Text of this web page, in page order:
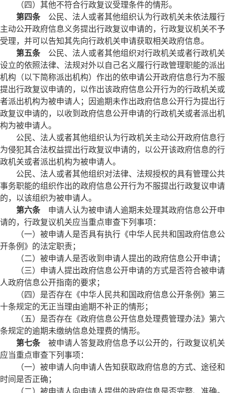
（四）其他不符合行政复议受理条件的情形。
第四条公民、法人或者其他组织认为行政机关未依法履行
主动公开政府信息义务提出行政复议申请的，行政复议机关不予
受理，并可以告知其先向行政机关申请获取相关政府信息。
第五条公民、法人或者其他组织对行政机关或者行政机关
设立的依照法律、法规对外以自己名义履行行政管理职能的派出
机构（以下简称派出机构）作出的依申请公开政府信息行为不服
提出行政复议申请的，以作出该政府信息公开行为的行政机关或
者派出机构为被申请人；因逾期未作出政府信息公开行为提出行
政复议申请的，以收到政府信息公开申请的行政机关或者派出机
构为被申请人。
公民、法人或者其他组织认为行政机关主动公开政府信息行
为侵犯其合法权益提出行政复议申请的，以公开该政府信息的行
政机关或者派出机构为被申请人。
公民、法人或者其他组织对法律、法规授权的具有管理公共
事务职能的组织作出的政府信息公开行为不服提出行政复议申请
的，以该组织为被申请人。
第六条申请人认为被申请人逾期未处理其政府信息公开申
请的，行政复议机关应当重点审查下列事项：
（一）被申请人是否具有执行《中华人民共和国政府信息公
开条例》的法定职责；
（二）被申请人是否收到申请人提出的政府信息公开申请；
（三）申请人提出政府信息公开申请的方式是否符合被申请
人政府信息公开指南的要求；
（四）是否存在《中华人民共和国政府信息公开条例》第三
十条规定的无正当理由逾期不补正的情形；
（五）是否存在《政府信息公开信息处理费管理办法》第六
条规定的逾期未缴纳信息处理费的情形。
第七条被申请人答复政府信息予以公开的，行政复议机关
应当重点审查下列事项：
（一）被申请人向申请人告知获取政府信息的方式、途径和
时间是否正确；